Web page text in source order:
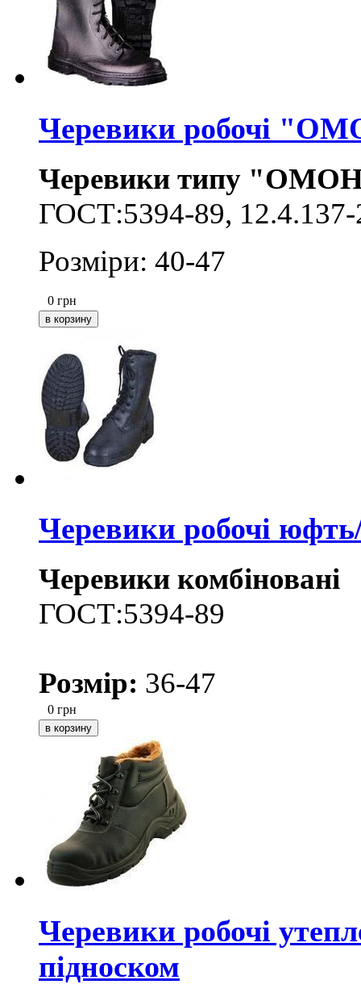
Черевики робочі
Черевики типу
ГОСТ:5394-89, 12.4.137-
Розміри: 40-47
0 грн
Черевики робочі
Черевики комбіновані
ГОСТ:5394-89
Розмір: 36-47
0 грн
Черевики робочі
підноском